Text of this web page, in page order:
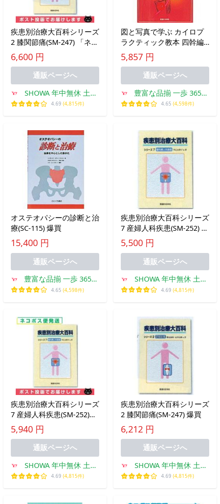
疾患別治療大百科シリーズ
2 膝関節痛(SM-247) 「ネコ
ポス送料無料」 爆買
6,600 円
通販ページへ
SHOWA 年中無休 土日
祝日も発送
4.69 (4,815件)
図と写真で学ぶ カイロプ
ラクティック教本 四幹編
(SC-251) 爆買
5,857 円
通販ページへ
豊富な品揃 一歩 365日
土日祝日も発送
4.65 (4,598件)
オステオパシーの診断と治
療(SC-115) 爆買
15,400 円
通販ページへ
豊富な品揃 一歩 365日
土日祝日も発送
4.65 (4,598件)
疾患別治療大百科シリーズ
7 産婦人科疾患(SM-252) 爆
買
5,500 円
通販ページへ
SHOWA 年中無休 土日
祝日も発送
4.69 (4,815件)
疾患別治療大百科シリーズ
7 産婦人科疾患(SM-252)
「ネコポス送料無料」 爆
買
5,940 円
通販ページへ
SHOWA 年中無休 土日
祝日も発送
4.69 (4,815件)
疾患別治療大百科シリーズ
2 膝関節痛(SM-247) 爆買
6,212 円
通販ページへ
SHOWA 年中無休 土日
祝日も発送
4.69 (4,815件)